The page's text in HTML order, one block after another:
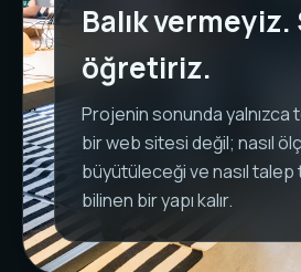
Balık
öğretiriz.
Projenin sonunda yalnızca
bir web sitesi değil; nasıl
büyütüleceği ve nasıl talep
bilinen bir yapı kalır.